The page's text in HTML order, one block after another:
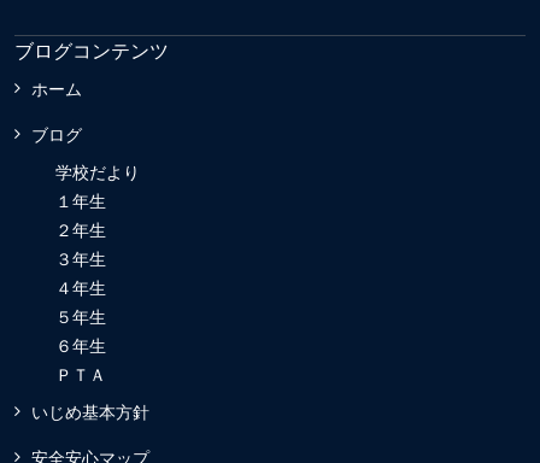
ブログコンテンツ
ホーム
ブログ
学校だより
１年生
２年生
３年生
４年生
５年生
６年生
ＰＴＡ
いじめ基本方針
安全安心マップ